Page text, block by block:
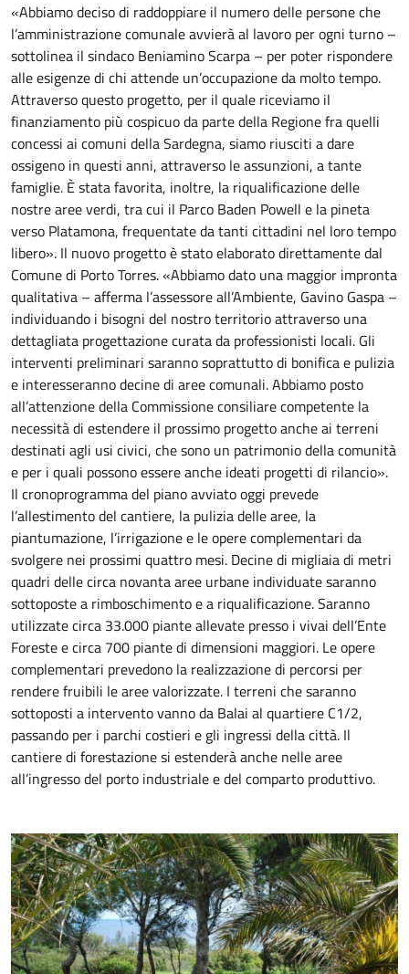
«Abbiamo deciso di raddoppiare il numero delle persone che
l’amministrazione comunale avvierà al lavoro per ogni turno –
sottolinea il sindaco Beniamino Scarpa – per poter rispondere
alle esigenze di chi attende un’occupazione da molto tempo.
Attraverso questo progetto, per il quale riceviamo il
finanziamento più cospicuo da parte della Regione fra quelli
concessi ai comuni della Sardegna, siamo riusciti a dare
ossigeno in questi anni, attraverso le assunzioni, a tante
famiglie. È stata favorita, inoltre, la riqualificazione delle
nostre aree verdi, tra cui il Parco Baden Powell e la pineta
verso Platamona, frequentate da tanti cittadini nel loro tempo
libero». Il nuovo progetto è stato elaborato direttamente dal
Comune di Porto Torres. «Abbiamo dato una maggior impronta
qualitativa – afferma l’assessore all’Ambiente, Gavino Gaspa –
individuando i bisogni del nostro territorio attraverso una
dettagliata progettazione curata da professionisti locali. Gli
interventi preliminari saranno soprattutto di bonifica e pulizia
e interesseranno decine di aree comunali. Abbiamo posto
all’attenzione della Commissione consiliare competente la
necessità di estendere il prossimo progetto anche ai terreni
destinati agli usi civici, che sono un patrimonio della comunità
e per i quali possono essere anche ideati progetti di rilancio».
Il cronoprogramma del piano avviato oggi prevede
l’allestimento del cantiere, la pulizia delle aree, la
piantumazione, l’irrigazione e le opere complementari da
svolgere nei prossimi quattro mesi. Decine di migliaia di metri
quadri delle circa novanta aree urbane individuate saranno
sottoposte a rimboschimento e a riqualificazione. Saranno
utilizzate circa 33.000 piante allevate presso i vivai dell’Ente
Foreste e circa 700 piante di dimensioni maggiori. Le opere
complementari prevedono la realizzazione di percorsi per
rendere fruibili le aree valorizzate. I terreni che saranno
sottoposti a intervento vanno da Balai al quartiere C1/2,
passando per i parchi costieri e gli ingressi della città. Il
cantiere di forestazione si estenderà anche nelle aree
all’ingresso del porto industriale e del comparto produttivo.